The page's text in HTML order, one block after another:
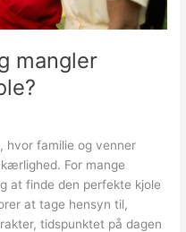
mangler
hvor familie og venner
For mange
at finde den perfekte kjole
at tage hensyn til,
tidspunktet på dagen